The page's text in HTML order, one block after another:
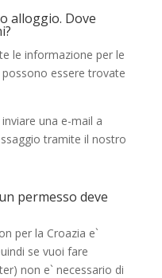
alloggio. Dove
le informazione per le
essere trovate
una e-mail a
tramite il nostro
permesso deve
per la Croazia e`
se vuoi fare
non e` necessario di